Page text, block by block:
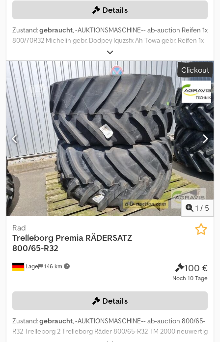
Details
Zustand:gebraucht, -AUKTIONSMASCHINE-- ab-auction Reifen 1x
800/70R32 Michelin gebr. Dodpey Iquzsfx Ah Towa gebr. Reifen 1x
800/70R32 Michelin MegaXbib optischer Mangel an der Flanke
Auf diese Maschine können Sie Online bieten Der Startpreis
beträgt 100.00 EUR excl. MwSt. Registrieren Sie sich kostenlos
und bieten Sie mit. Hier geht es zur Auktion: ----- ----- Exciting
Online Auction! Start bidding on NOW! ab-auction
Clickout
1 / 5
Lage 146 km
Rad
Trelleborg Premia RÄDERSATZ
800/65-R32
100 €
Noch 10 Tage
Details
Zustand:gebraucht, -AUKTIONSMASCHINE-- ab-auction 800/65-
R32 Trelleborg 2 Trelleborg Räder 800/65-R32 TM 2000 neuwertig